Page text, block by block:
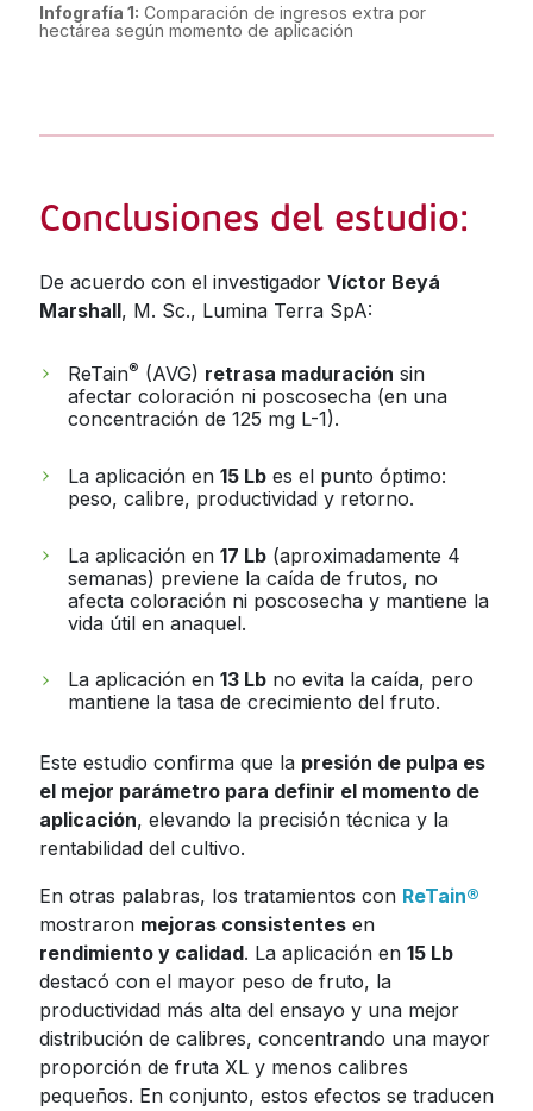
Infografía 1: Comparación de ingresos extra por
hectárea según momento de aplicación
Conclusiones del estudio:
De acuerdo con el investigador Víctor Beyá
Marshall, M. Sc., Lumina Terra SpA:
ReTain® (AVG) retrasa maduración sin
afectar coloración ni poscosecha (en una
concentración de 125 mg L-1).
La aplicación en 15 Lbes el punto óptimo:
peso, calibre, productividad y retorno.
La aplicación en 17 Lb(aproximadamente 4
semanas) previene la caída de frutos, no
afecta coloración ni poscosecha y mantiene la
vida útil en anaquel.
La aplicación en 13 Lbno evita la caída, pero
mantiene la tasa de crecimiento del fruto.
Este estudio confirma que la presión de pulpa es
el mejor parámetro para definir el momento de
aplicación, elevando la precisión técnica y la
rentabilidad del cultivo.
En otras palabras, los tratamientos con ReTain®
mostraron mejoras consistentesen
rendimiento y calidad. La aplicación en 15 Lb
destacó con el mayor peso de fruto, la
productividad más alta del ensayo y una mejor
distribución de calibres, concentrando una mayor
proporción de fruta XL y menos calibres
pequeños. En conjunto, estos efectos se traducen